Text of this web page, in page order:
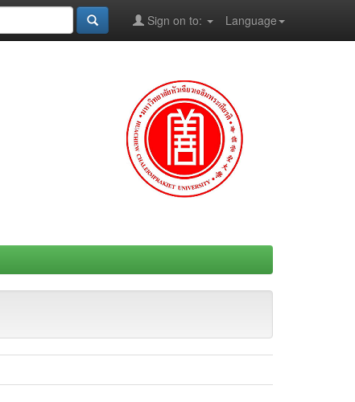
Language
Sign on to: